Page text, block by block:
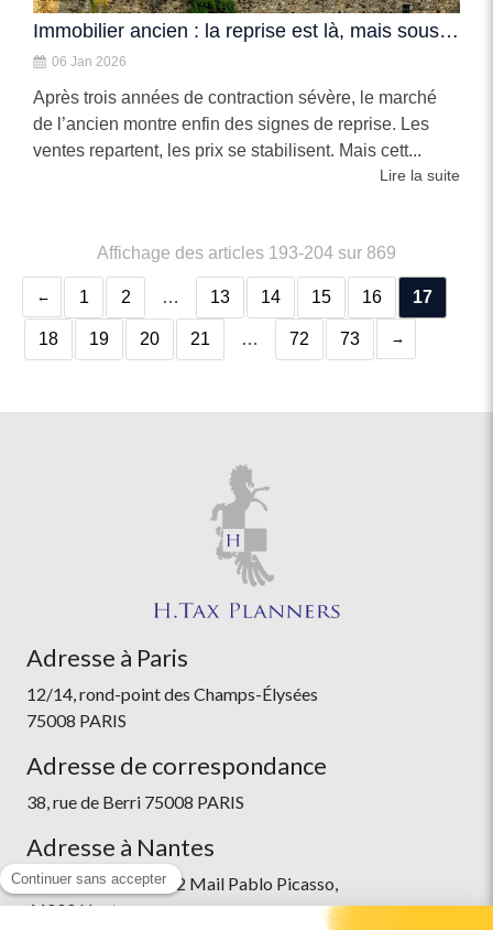
Immobilier ancien : la reprise est là, mais sous surveillance
06 Jan 2026
Après trois années de contraction sévère, le marché
de l’ancien montre enfin des signes de reprise. Les
ventes repartent, les prix se stabilisent. Mais cett...
Lire la suite
Affichage des articles 193-204 sur 869
1 2 … 13 14 15 16 17
18 19 20 21 … 72 73
Adresse à Paris
12/14, rond-point des Champs-Élysées
75008 PARIS
Adresse de correspondance
38, rue de Berri 75008 PARIS
Adresse à Nantes
Immeuble Skyline, 22 Mail Pablo Picasso,
44000 Nantes